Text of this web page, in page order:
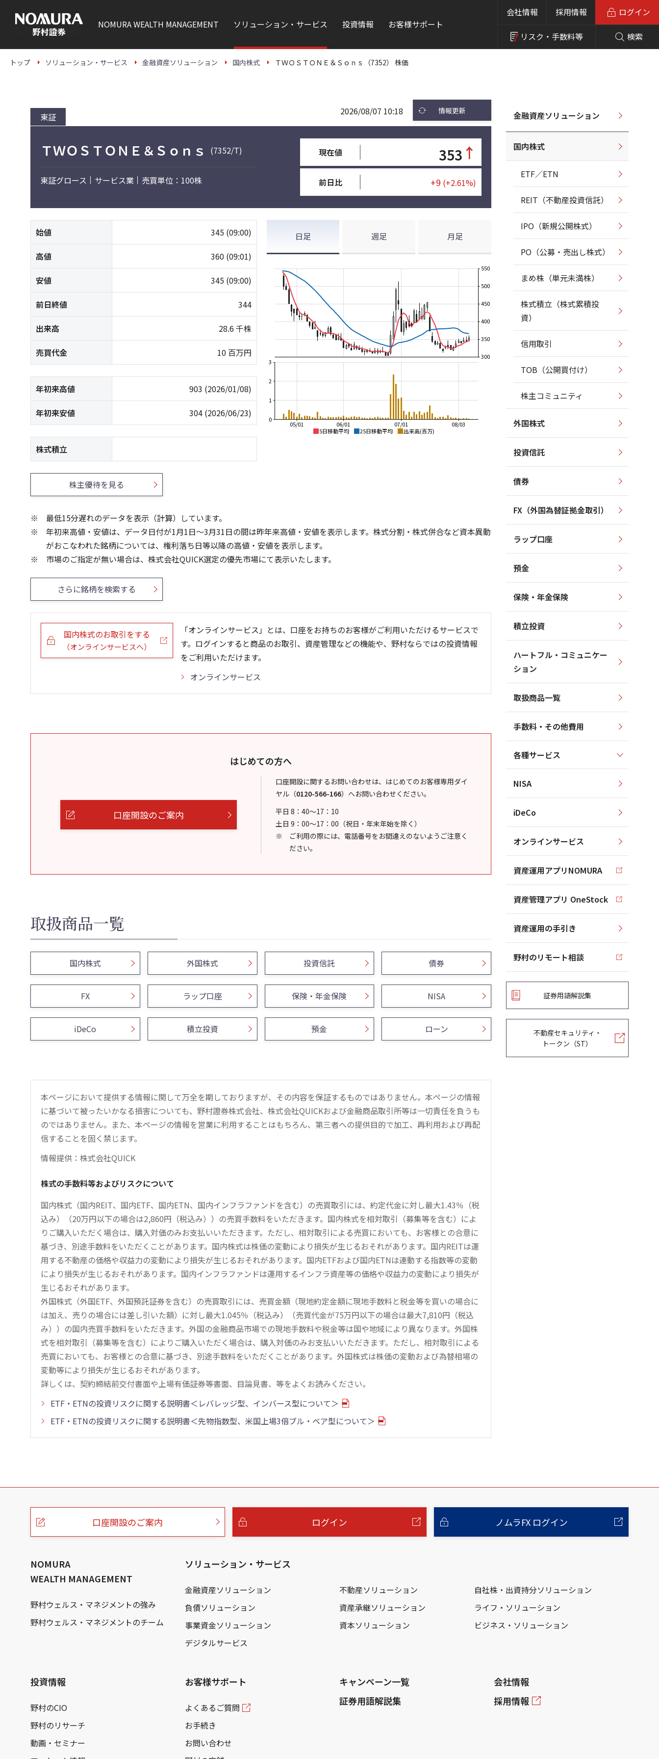
本
NOMURAWEALTH MANAGEMENT ソリューション・サービス 投資情報 お客様サポート
会社情報 採用情報
リスク・ 手数料等 検索
ログイン
トップ ソリューション・サービス 金融資産ソリューション 国内株式 ＴＷＯＳＴＯＮＥ＆Ｓｏｎｓ（7352） 株価
東証 2026/08/07 10:18 情報更新
ＴＷＯＳＴＯＮＥ＆Ｓｏｎｓ (7352/T)
東証グロース サービス業 売買単位：100株
現在値 353 ↑
前日比 +9 (+2.61%)
始値 345 (09:00)
高値 360 (09:01)
安値 345 (09:00)
前日終値 344
出来高 28.6 千株
売買代金 10 百万円
年初来高値 903 (2026/01/08)
年初来安値 304 (2026/06/23)
株式積立
日足 週足 月足
5日移動平均 25日移動平均 出来高(百万)
08/03
07/01
06/01
05/01
300
350
400
450
500
550
0
1
2
3
13週移動平均 26週移動平均 出来高(千)
1,000
1,500
5ヶ月移動平均 25ヶ月移動平均 出来高(千)
1,000
1,500
株主優待を見る
最低15分遅れのデータを表示（計算）しています。
年初来高値・安値は、データ日付が1月1日～3月31日の間は昨年来高値・安値を表示します。株式分割・株式併合など資本異動
がおこなわれた銘柄については、権利落ち日等以降の高値・安値を表示します。
市場のご指定が無い場合は、株式会社QUICK選定の優先市場にて表示いたします。
さらに銘柄を検索する
国内株式のお取引をする
（オンラインサービスへ）
「オンラインサービス」とは、口座をお持ちのお客様がご利用いただけるサービスで
す。ログインすると商品のお取引、資産管理などの機能や、野村ならではの投資情報
をご利用いただけます。
オンラインサービス
はじめての方へ
口座開設のご案内
口座開設に関するお問い合わせは、はじめてのお客様専用ダイ
ヤル （0120-566-166） へお問い合わせください。
平日 8：40～17：10
土日 9：00～17：00（祝日・年末年始を除く）
ご利用の際には、電話番号をお間違えのないようご注意く
ださい。
取扱商品一覧
国内株式 外国株式 投資信託 債券
FX ラップ口座 保険・年金保険 NISA
iDeCo 積立投資 預金 ローン
本ページにおいて提供する情報に関して万全を期しておりますが、その内容を保証するものではありません。本ページの情報
に基づいて被ったいかなる損害についても、野村證券株式会社、株式会社QUICKおよび金融商品取引所等は一切責任を負うも
のではありません。また、本ページの情報を営業に利用することはもちろん、第三者への提供目的で加工、再利用および再配
信することを固く禁じます。
情報提供：株式会社QUICK
株式の手数料等およびリスクについて
国内株式（国内REIT、国内ETF、国内ETN、国内インフラファンドを含む）の売買取引には、約定代金に対し最大1.43％（税
込み）（20万円以下の場合は2,860円（税込み））の売買手数料をいただきます。国内株式を相対取引（募集等を含む）によ
りご購入いただく場合は、購入対価のみお支払いいただきます。ただし、相対取引による売買においても、お客様との合意に
基づき、別途手数料をいただくことがあります。国内株式は株価の変動により損失が生じるおそれがあります。国内REITは運
用する不動産の価格や収益力の変動により損失が生じるおそれがあります。国内ETFおよび国内ETNは連動する指数等の変動
により損失が生じるおそれがあります。国内インフラファンドは運用するインフラ資産等の価格や収益力の変動により損失が
生じるおそれがあります。
外国株式（外国ETF、外国預託証券を含む）の売買取引には、売買金額（現地約定金額に現地手数料と税金等を買いの場合に
は加え、売りの場合には差し引いた額）に対し最大1.045％（税込み）（売買代金が75万円以下の場合は最大7,810円（税込
み））の国内売買手数料をいただきます。外国の金融商品市場での現地手数料や税金等は国や地域により異なります。外国株
式を相対取引（募集等を含む）によりご購入いただく場合は、購入対価のみお支払いいただきます。ただし、相対取引による
売買においても、お客様との合意に基づき、別途手数料をいただくことがあります。外国株式は株価の変動および為替相場の
変動等により損失が生じるおそれがあります。
詳しくは、契約締結前交付書面や上場有価証券等書面、目論見書、等をよくお読みください。
ETF・ETNの投資リスクに関する説明書＜レバレッジ型、インバース型について＞
ETF・ETNの投資リスクに関する説明書＜先物指数型、米国上場3倍ブル・ベア型について＞
金融資産ソリューション
国内株式
ETF／ETN
REIT（不動産投資信託）
IPO（新規公開株式）
PO（公募・売出し株式）
まめ株（単元未満株）
株式積立（株式累積投
資）
信用取引
TOB（公開買付け）
株主コミュニティ
外国株式
投資信託
債券
FX（外国為替証拠金取引）
ラップ口座
預金
保険・年金保険
積立投資
ハートフル・コミュニケー
ション
取扱商品一覧
手数料・その他費用
各種サービス
NISA
iDeCo
オンラインサービス
資産運用アプリNOMURA
資産管理アプリ OneStock
資産運用の手引き
野村のリモート相談
証券用語解説集
不動産セキュリティ・
トークン（ST）
こ
口座開設のご案内 ログイン ノムラFX ログイン
NOMURA
WEALTH MANAGEMENT
野村ウェルス・マネジメントの強み
野村ウェルス・マネジメントのチーム
ソリューション・サービス
金融資産ソリューション 不動産ソリューション
自社株・出資持分ソリューション
負債ソリューション
資産承継ソリューション
ライフ・ソリューション
事業資金ソリューション
資本ソリューション
ビジネス・ソリューション
デジタルサービス
投資情報
野村のCIO
野村のリサーチ
動画・セミナー
お客様サポート
よくあるご質問
お手続き
お問い合わせ
キャンペーン一覧
証券用語解説集
会社情報
採用情報